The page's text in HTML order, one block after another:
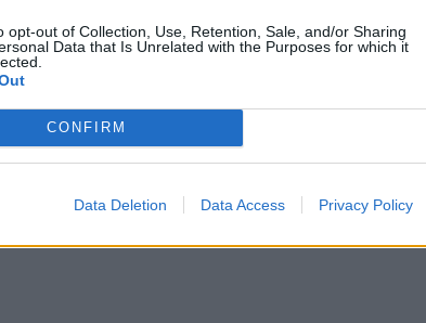
opt-out of Collection, Use, Retention, Sale, and/or Sharing
Data that Is Unrelated with the Purposes for which it
CONFIRM
Data Deletion Data Access Privacy Policy
και στο Instagram
ΔΙΑΦΗΜΙΣΗ